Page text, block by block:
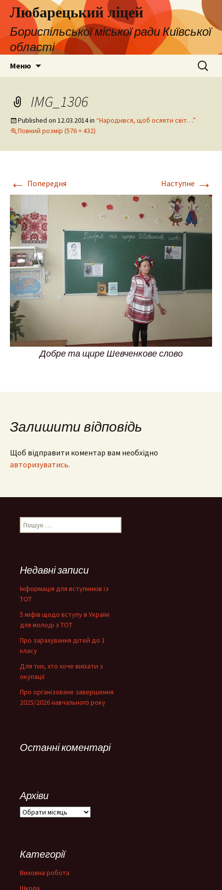
Любарецький ліцей
Бориспільської міської ради Київської
області
Меню Пошук:
IMG_1306
Published on 12.03.2014in “Народився, щоб осяяти світ…”
Повний розмір (576 × 432)
← Попередня Наступне →
Добре та щире Шевченкове слово
Залишити відповідь
Щоб відправити коментар вам необхідно
авторизуватись.
Пошук:
Недавні записи
Інформація для вступників із
ТОТ
5 міфів щодо вступу в Україні
для молоді з ТОТ
Про зарахування дітей до 1
класу
Для тих, хто хоче виїхати з
окупації
Про організоване завершення
2025/2026 навчального року
Останні коментарі
Архіви
Архіви
Категорії
Виховна робота
Школа